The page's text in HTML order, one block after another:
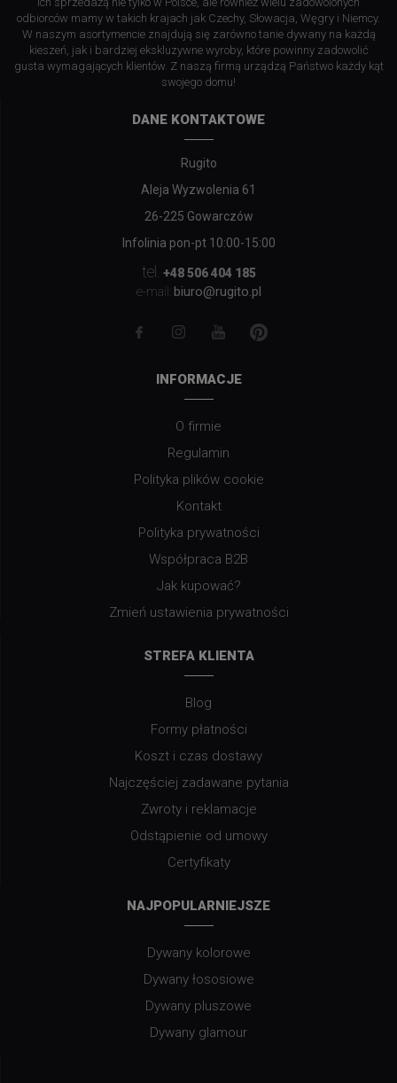
odbiorców mamy w takich krajach jak Czechy, Słowacja, Węgry i Niemcy.
W naszym asortymencie znajdują się zarówno tanie dywany na każdą
kieszeń, jak i bardziej ekskluzywne wyroby, które powinny zadowolić
gusta wymagających klientów. Z naszą firmą urządzą Państwo każdy kąt
swojego domu!
DANE KONTAKTOWE
Rugito
Aleja Wyzwolenia 61
26-225 Gowarczów
Infolinia pon-pt 10:00-15:00
tel. +48 506 404 185
e-mail: biuro@rugito.pl
INFORMACJE
O firmie
Regulamin
Polityka plików cookie
Kontakt
Polityka prywatności
Współpraca B2B
Jak kupować?
Zmień ustawienia prywatności
STREFA KLIENTA
Blog
Formy płatności
Koszt i czas dostawy
Najczęściej zadawane pytania
Zwroty i reklamacje
Odstąpienie od umowy
Certyfikaty
NAJPOPULARNIEJSZE
Dywany kolorowe
Dywany łososiowe
Dywany pluszowe
Dywany glamour